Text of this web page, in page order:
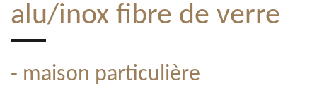
alu/inox fibre de verre
- maison particulière